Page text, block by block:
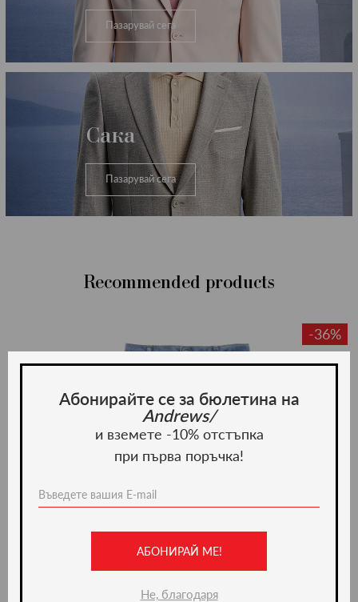
Пазарувай сега
Сака
Пазарувай сега
Recommended products
-36%
Абонирайте се за бюлетина на
Andrews/
и вземете -10% отстъпка
при първа поръчка!
АБОНИРАЙ МЕ!
Не, благодаря